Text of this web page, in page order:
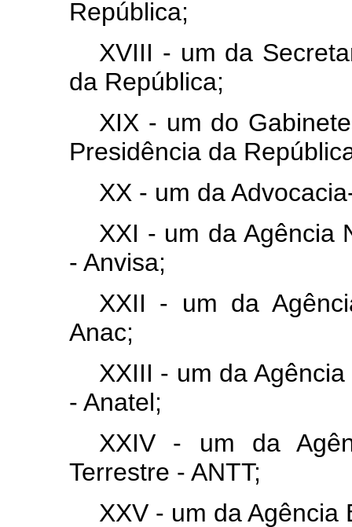
República;
XVIII - um da
da República;
XIX - um do
Presidência da
XX - um da
XXI - um da Agência
- Anvisa;
XXII - um da
Anac;
XXIII - um da
- Anatel;
XXIV - um da
Terrestre - ANTT;
XXV - um da Agência